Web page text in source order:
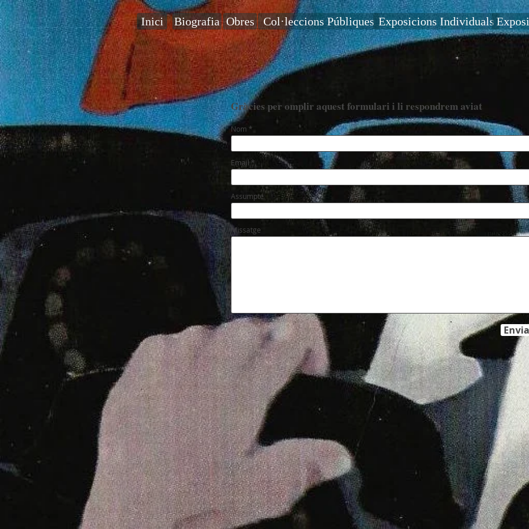
Inici Biografia Obres Col·leccions Públiques Exposicions Individuals
Gràcies per omplir aquest formulari i li respondrem aviat
Nom
Email
Assumpte
Missatge